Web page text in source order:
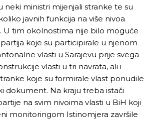
neki ministri mijenjali stranke te su
javnih funkcija na više nivoa
U tim okolnostima nije bilo moguće
koje su participirale u njenom
vlasti u Sarajevu prije svega
vlasti u tri navrata, ali i
koje su formirale vlast ponudile
dokument. Na kraju treba istači
na svim nivoima vlasti u BiH koji
monitoringom Istinomjera završile